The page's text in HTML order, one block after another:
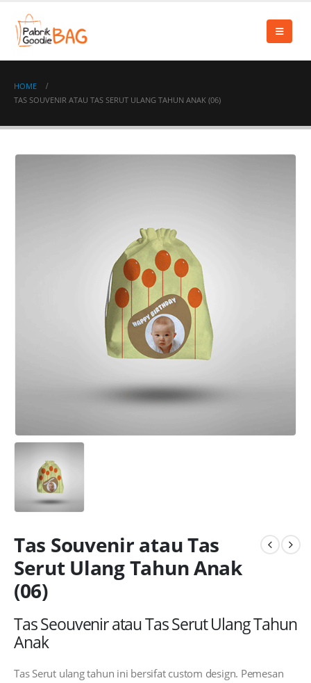
HOME
TAS SOUVENIR ATAU TAS SERUT ULANG TAHUN ANAK (06)
Tas Souvenir atau Tas
Serut Ulang Tahun Anak
(06)
Tas Seouvenir atau Tas Serut Ulang Tahun
Anak
Tas Serut ulang tahun ini bersifat custom design. Pemesan